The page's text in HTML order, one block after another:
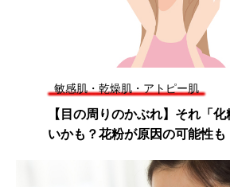
敏感肌・乾燥肌・アトピー肌
【目の周りのかぶれ】それ「
いかも？花粉が原因の可能性も